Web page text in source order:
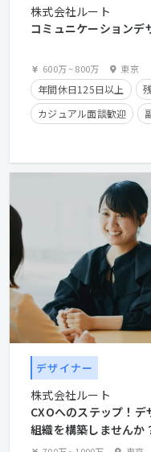
株式会社ルート
コミュニケーションデ
600万~800万 東京
年間休日125日以上
カジュアル面談歓迎
残業手当有り
時短勤
フレックスタイム制
デザイナー
株式会社ルート
CXOへのステップ！
組織を構築しませんか